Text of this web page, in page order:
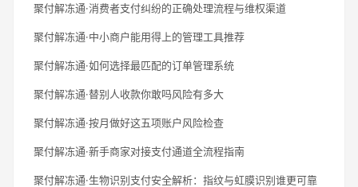
聚付解冻通·消费者支付纠纷的正确处理流程与维权渠道
聚付解冻通·中小商户能用得上的管理工具推荐
聚付解冻通·如何选择最匹配的订单管理系统
聚付解冻通·替别人收款你敢吗风险有多大
聚付解冻通·按月做好这五项账户风险检查
聚付解冻通·新手商家对接支付通道全流程指南
聚付解冻通·生物识别支付安全解析：指纹与虹膜识别谁更可靠